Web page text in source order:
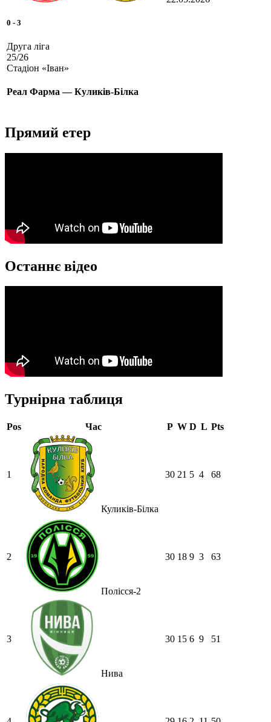
0 - 3
Друга ліга
25/26
Стадіон «Іван»
Реал Фарма — Куликів-Білка
Прямий етер
Останнє відео
Турнірна таблиця
Pos Час P W D L Pts
1
Куликів-Білка
30 21 5 4 68
2
Полісся-2
30 18 9 3 63
3
Нива
30 15 6 9 51